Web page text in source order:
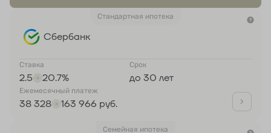
Стандартная ипотека
Сбербанк
Ставка
2.5 20.7%
Срок
до 30 лет
Ежемесячный платеж
38 328 163 966 руб.
Семейная ипотека